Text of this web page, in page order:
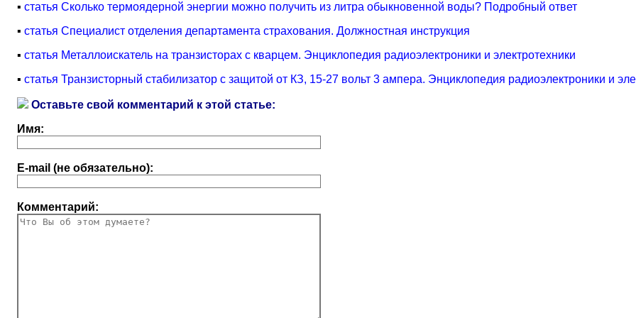
▪ статья Сколько термоядерной энергии можно получить из литра обыкновенной воды? Подробный ответ
▪ статья Специалист отделения департамента страхования. Должностная инструкция
▪ статья Металлоискатель на транзисторах с кварцем. Энциклопедия радиоэлектроники и электротехники
▪ статья Транзисторный стабилизатор с защитой от КЗ, 15-27 вольт 3 ампера. Энциклопедия радиоэлектроники и
Оставьте свой комментарий к этой статье:
Имя:
E-mail (не обязательно):
Комментарий: